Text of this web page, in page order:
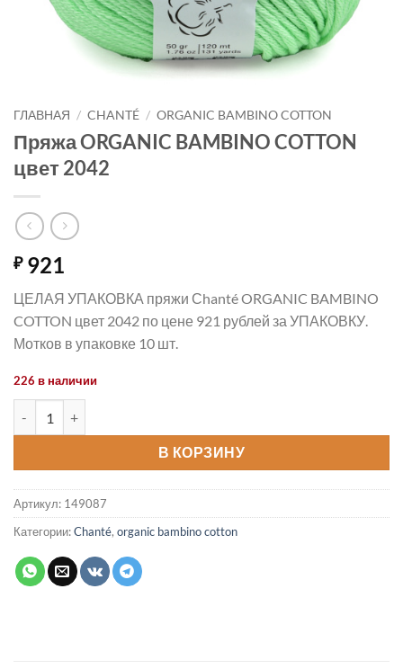
ГЛАВНАЯ / CHANTÉ / ORGANIC BAMBINO COTTON
Пряжа ORGANIC BAMBINO COTTON
цвет 2042
₽921
ЦЕЛАЯ УПАКОВКА пряжи Сhanté ORGANIC BAMBINO
COTTON цвет 2042 по цене 921 рублей за УПАКОВКУ.
Мотков в упаковке 10 шт.
226 в наличии
В КОРЗИНУ
Артикул: 149087
Категории:Chanté, organic bambino cotton